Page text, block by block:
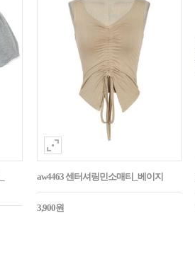
aw4463 센터셔링민소매티_베이지
3,900원